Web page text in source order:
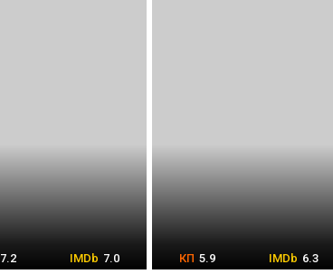
7.2 7.0 5.9 6.3